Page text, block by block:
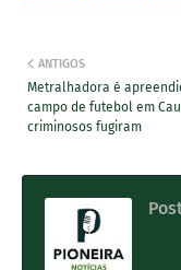
ANTIGOS
Metralhadora é
campo de futebol em
criminosos fugiram